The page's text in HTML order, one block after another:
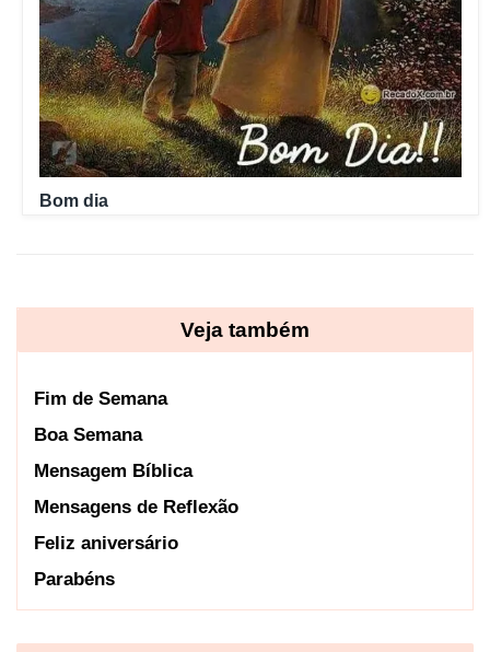
Bom dia
Veja também
Fim de Semana
Boa Semana
Mensagem Bíblica
Mensagens de Reflexão
Feliz aniversário
Parabéns